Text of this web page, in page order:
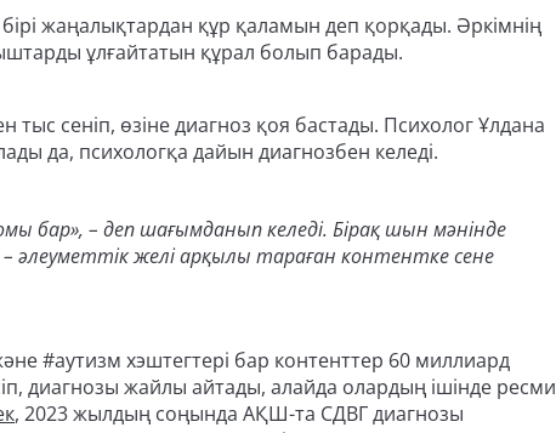
жаңалықтардан құр қаламын деп қорқады. Әркімнің
ұлғайтатын құрал болып барады.
сеніп, өзіне диагноз қоя бастады. Психолог Ұлдана
да, психологқа дайын диагнозбен келеді.
бар», – деп шағымданып келеді. Бірақ шын мәнінде
әлеуметтік желі арқылы тараған контентке сене
#аутизм хэштегтері бар контенттер 60 миллиард
диагнозы жайлы айтады, алайда олардың ішінде ресми
, 2023 жылдың соңында АҚШ-та СДВГ диагнозы